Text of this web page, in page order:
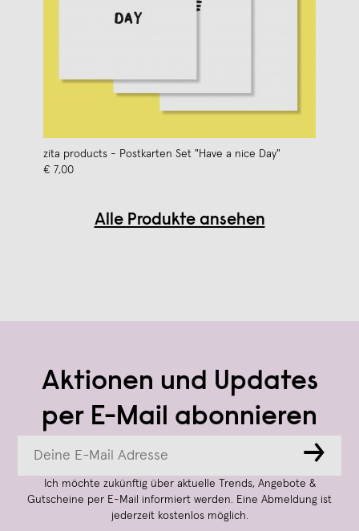
zita products - Postkarten Set "Have a nice Day"
€ 7,00
Alle Produkte ansehen
Aktionen und Updates
per E-Mail abonnieren
→
Ich möchte zukünftig über aktuelle Trends, Angebote &
Gutscheine per E-Mail informiert werden. Eine Abmeldung ist
jederzeit kostenlos möglich.